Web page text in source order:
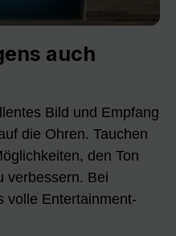
auch
Bild und Empfang
die Ohren. Tauchen
den Ton
verbessern. Bei
volle Entertainment-